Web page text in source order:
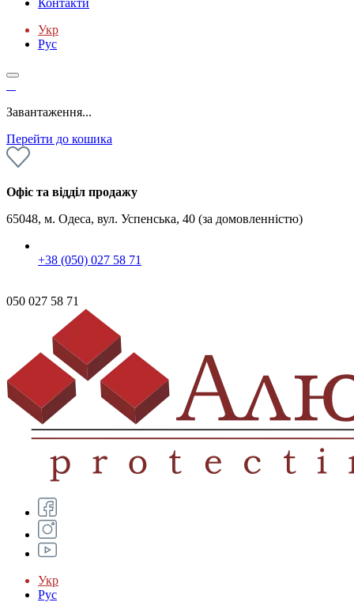
Контакти
Укр
Рус
Завантаження...
Перейти до кошика
Офіс та відділ продажу
65048, м. Одеса, вул. Успенська, 40 (за домовленністю)
+38 (050) 027 58 71
050 027 58 71
Укр
Рус